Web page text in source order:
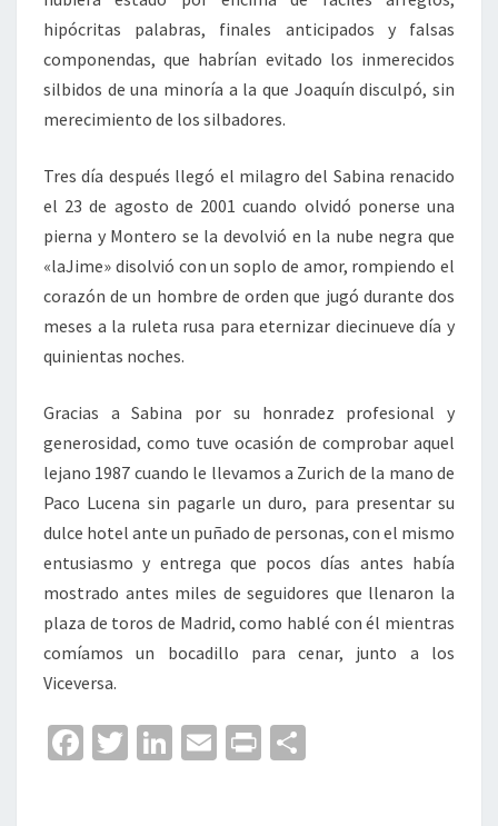
hipócritas palabras, finales anticipados y falsas
componendas, que habrían evitado los inmerecidos
silbidos de una minoría a la que Joaquín disculpó, sin
merecimiento de los silbadores.
Tres día después llegó el milagro del Sabina renacido
el 23 de agosto de 2001 cuando olvidó ponerse una
pierna y Montero se la devolvió en la nube negra que
«laJime» disolvió con un soplo de amor, rompiendo el
corazón de un hombre de orden que jugó durante dos
meses a la ruleta rusa para eternizar diecinueve día y
quinientas noches.
Gracias a Sabina por su honradez profesional y
generosidad, como tuve ocasión de comprobar aquel
lejano 1987 cuando le llevamos a Zurich de la mano de
Paco Lucena sin pagarle un duro, para presentar su
dulce hotel ante un puñado de personas, con el mismo
entusiasmo y entrega que pocos días antes había
mostrado antes miles de seguidores que llenaron la
plaza de toros de Madrid, como hablé con él mientras
comíamos un bocadillo para cenar, junto a los
Viceversa.
Fa T
Li
E
Pr